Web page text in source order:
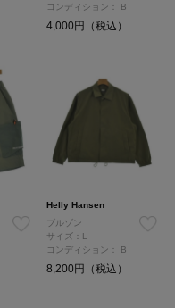
コンディション：
B
4,000円（税込）
Helly Hansen
ブルゾン
サイズ：L
コンディション：
B
8,200円（税込）